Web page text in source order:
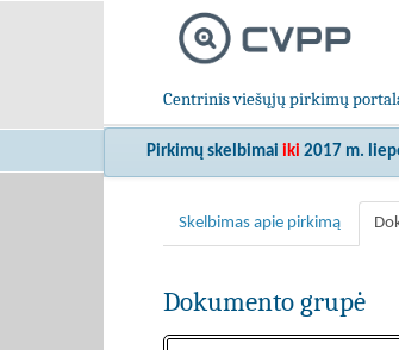
Centrinis viešųjų pirkimų
Pirkimų skelbimai iki 2017 m.
Skelbimas apie pirkimą
Dokumento grupė